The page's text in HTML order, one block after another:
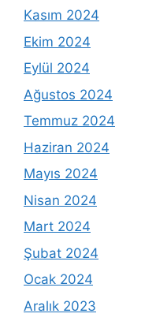
Kasım 2024
Ekim 2024
Eylül 2024
Ağustos 2024
Temmuz 2024
Haziran 2024
Mayıs 2024
Nisan 2024
Mart 2024
Şubat 2024
Ocak 2024
Aralık 2023